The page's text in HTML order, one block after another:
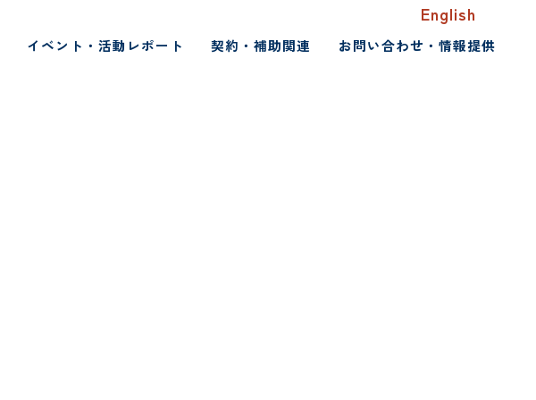
English
イベント・活動レポート 契約・補助関連 お問い合わせ・情報提供